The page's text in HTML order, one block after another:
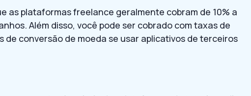
as plataformas freelance geralmente cobram de 10% a
Além disso, você pode ser cobrado com taxas de
conversão de moeda se usar aplicativos de terceiros